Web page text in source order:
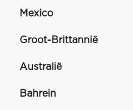
Mexico
Groot-Brittannië
Australië
Bahrein